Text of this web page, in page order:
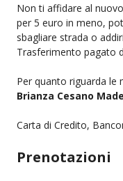
Non ti affidare al
per 5 euro in meno,
sbagliare strada o
Trasferimento pagato
Per quanto riguarda le
Brianza Cesano
Carta di Credito,
Prenotazioni